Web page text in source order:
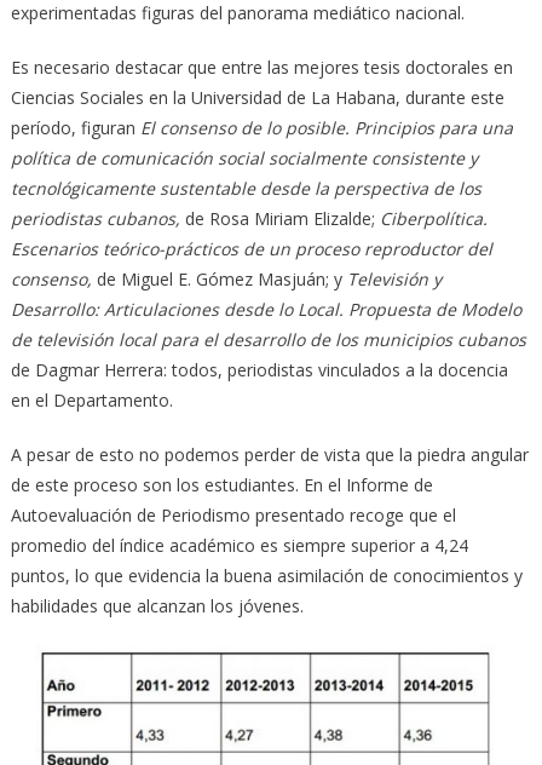
experimentadas figuras del panorama mediático nacional.
Es necesario destacar que entre las mejores tesis doctorales en
Ciencias Sociales en la Universidad de La Habana, durante este
período, figuran El consenso de lo posible. Principios para una
política de comunicación social socialmente consistente y
tecnológicamente sustentable desde la perspectiva de los
periodistas cubanos, de Rosa Miriam Elizalde; Ciberpolítica.
Escenarios teórico-prácticos de un proceso reproductor del
consenso, de Miguel E. Gómez Masjuán; yTelevisión y
Desarrollo: Articulaciones desde lo Local. Propuesta de Modelo
de televisión local para el desarrollo de los municipios cubanos
de Dagmar Herrera: todos, periodistas vinculados a la docencia
en el Departamento.
A pesar de esto no podemos perder de vista que la piedra angular
de este proceso son los estudiantes. En el Informe de
Autoevaluación de Periodismo presentado recoge que el
promedio del índice académico es siempre superior a 4,24
puntos, lo que evidencia la buena asimilación de conocimientos y
habilidades que alcanzan los jóvenes.